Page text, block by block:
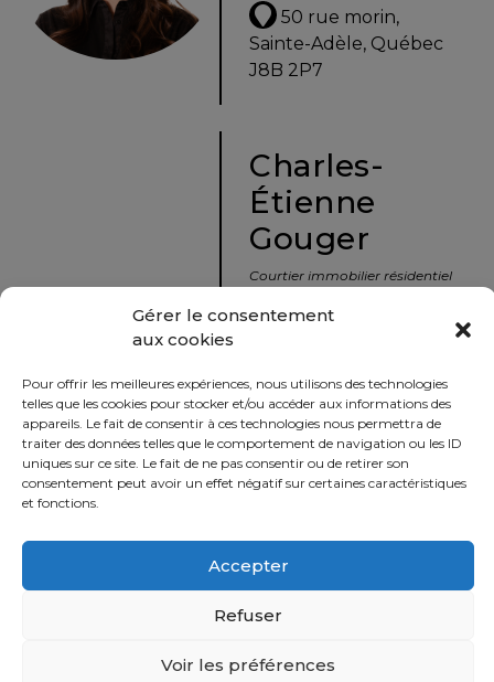
Gérer le consentement
aux cookies
Pour offrir les meilleures expériences, nous utilisons des technologies
telles que les cookies pour stocker et/ou accéder aux informations des
appareils. Le fait de consentir à ces technologies nous permettra de
traiter des données telles que le comportement de navigation ou les ID
uniques sur ce site. Le fait de ne pas consentir ou de retirer son
consentement peut avoir un effet négatif sur certaines caractéristiques
et fonctions.
Accepter
Refuser
Voir les préférences
Avec
un
immobilier
vers
la
tranquillité
d’esprit
défi
50 rue morin,
Sainte-Adèle, Québec
J8B 2P7
Charles-
Étienne
Gouger
Courtier immobilier résidentiel
450 229-2992
50 rue morin,
Sainte-Adèle, Québec
J8B 2P7
Partager
Politique